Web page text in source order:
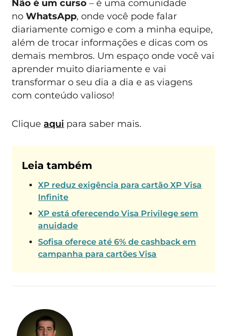
Não é um curso – é uma comunidade
noWhatsApp, onde você pode falar
diariamente comigo e com a minha equipe,
além de trocar informações e dicas com os
demais membros. Um espaço onde você vai
aprender muito diariamente e vai
transformar o seu dia a dia e as viagens
com conteúdo valioso!
Cliqueaqui para saber mais.
Leia também
XP reduz exigência para cartão XP Visa
Infinite
XP está oferecendo Visa Privilege sem
anuidade
Sofisa oferece até 6% de cashback em
campanha para cartões Visa